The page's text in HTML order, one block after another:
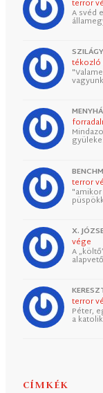
terror
A svéd
tékozló
terror
X.
vége
A
terror
Péter,
a
CÍMKÉK